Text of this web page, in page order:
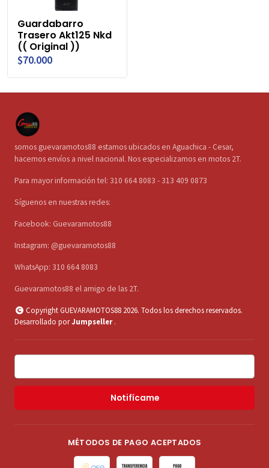
Guardabarro
Trasero Akt125 Nkd
(( Original ))
$70.000
somos guevaramotos88 estamos ubicados en Aguachica - Cesar,
hacemos envíos a nivel nacional. Nos especializamos en motos 2T.
Para mayor información tel: 310 664 8083 - 313 409 0873
Síguenos en nuestras redes:
Facebook: Guevaramotos88
Instagram: @guevaramotos88
WhatsApp: 310 664 8083
Guevaramotos88 el amigo de las 2T.
Copyright GUEVARAMOTOS88 2026. Todos los derechos reservados.
Desarrollado porJumpseller .
Notifícame
MÉTODOS DE PAGO ACEPTADOS